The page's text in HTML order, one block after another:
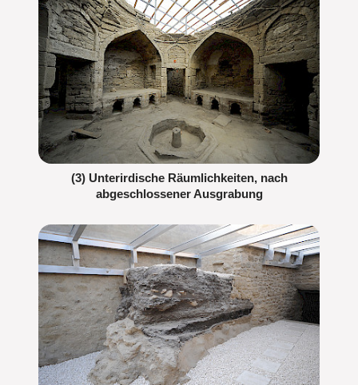
(3) Unterirdische Räumlichkeiten, nach
abgeschlossener Ausgrabung